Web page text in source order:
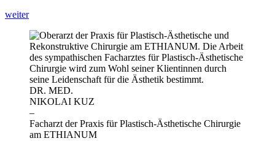
weiter
DR. MED.
NIKOLAI KUZ
–
Facharzt der Praxis für Plastisch-Ästhetische Chirurgie
am ETHIANUM